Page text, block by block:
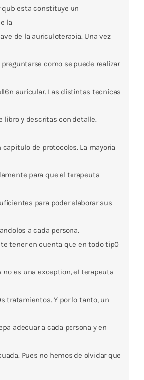
qub esta constituye un
la
de la auriculoterapia. Una vez
como se puede realizar
auricular. Las distintas tecnicas
libro y descritas con detalle.
capitulo de protocolos. La mayoria
para que el terapeuta
para poder elaborar sus
a cada persona.
tener en cuenta que en todo tip0
no es una exception, el terapeuta
tratamientos. Y por lo tanto, un
adecuar a cada persona y en
Pues no hemos de olvidar que